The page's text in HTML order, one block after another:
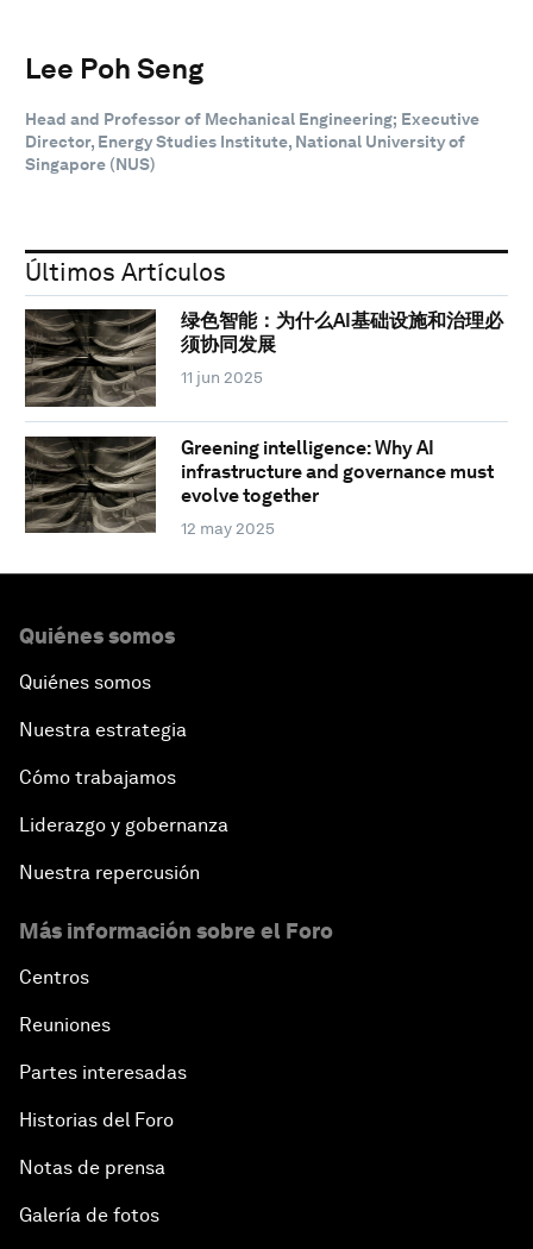
Lee Poh Seng
Head and Professor of Mechanical Engineering; Executive
Director, Energy Studies Institute, National University of
Singapore (NUS)
Últimos Artículos
绿色智能：为什么AI基础设施和治理必
须协同发展
11 jun 2025
Greening intelligence: Why AI
infrastructure and governance must
evolve together
12 may 2025
Quiénes somos
Quiénes somos
Nuestra estrategia
Cómo trabajamos
Liderazgo y gobernanza
Nuestra repercusión
Más información sobre el Foro
Centros
Reuniones
Partes interesadas
Historias del Foro
Notas de prensa
Galería de fotos